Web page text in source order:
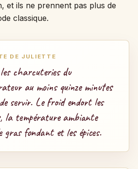
et ils ne prennent pas plus de
classique.
DE JULIETTE
charcuteries du
au moins quinze minutes
servir. Le froid endort les
la température ambiante
gras fondant et les épices.